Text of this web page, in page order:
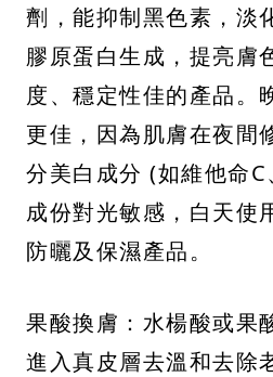
劑，能抑制黑色素，淡
膠原蛋白生成，提亮膚
度、穩定性佳的產品。
更佳，因為肌膚在夜間
分美白成分 (如維他命
成份對光敏感，白天使
防曬及保濕產品。
果酸換膚：水楊酸或果
進入真皮層去溫和去除